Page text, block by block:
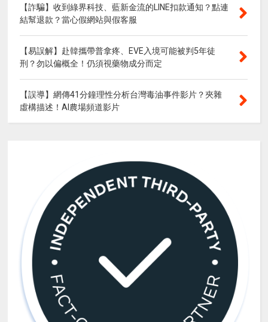
【詐騙】收到綠界科技、藍新金流的LINE扣款通知？點連
結幫退款？當心假網站與假客服
【易誤解】赴韓攜帶普拿疼、EVE入境可能被判5年徒
刑？勿以偏概全！仍須視藥物成分而定
【誤導】網傳41分鐘理性分析台灣毒油事件影片？夾雜
虛構描述！AI農場頻道影片